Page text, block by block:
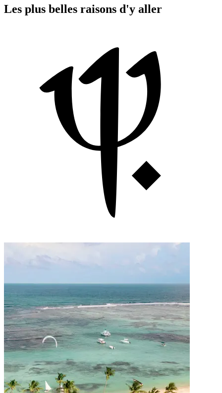
Les plus belles raisons d'y aller